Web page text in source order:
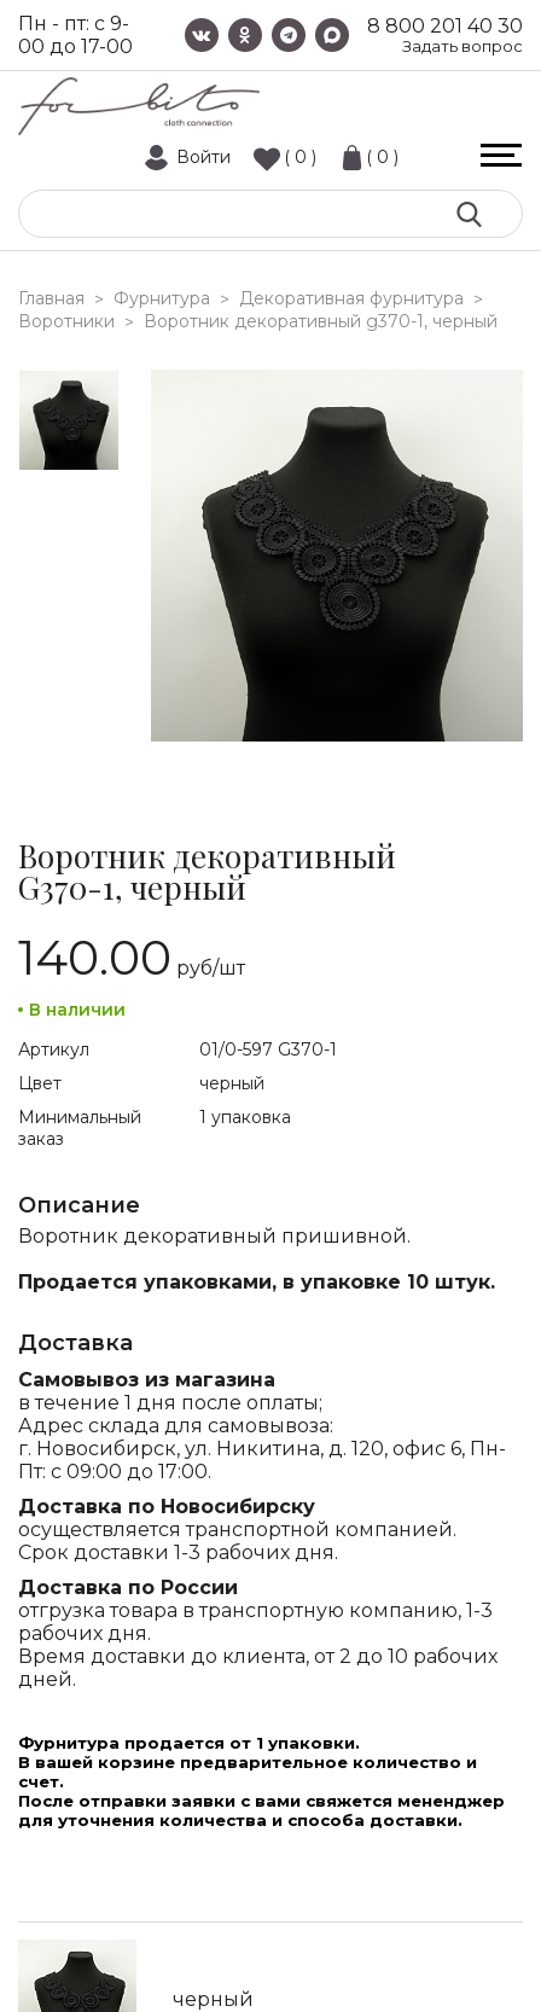
8 800 201 40 30
Задать вопрос
Пн - пт: с 9-
00 до 17-00
Войти ( 0 ) ( 0 )
Главная > Фурнитура > Декоративная фурнитура >
Воротники > воротник декоративный g370-1, черный
Воротник декоративный
G370-1, черный
140.00 руб/шт
В наличии
Артикул
01/0-597 G370-1
Цвет
черный
Минимальный
заказ
1 упаковка
Описание
Воротник декоративный пришивной.
Продается упаковками, в упаковке 10 штук.
Доставка
Самовывоз из магазина
в течение 1 дня после оплаты;
Адрес склада для самовывоза:
г. Новосибирск, ул. Никитина, д. 120, офис 6, Пн-
Пт: с 09:00 до 17:00.
Доставка по Новосибирску
осуществляется транспортной компанией.
Срок доставки 1-3 рабочих дня.
Доставка по России
отгрузка товара в транспортную компанию, 1-3
рабочих дня.
Время доставки до клиента, от 2 до 10 рабочих
дней.
Фурнитура продается от 1 упаковки.
В вашей корзине предварительное количество и
счет.
После отправки заявки с вами свяжется мененджер
для уточнения количества и способа доставки.
черный